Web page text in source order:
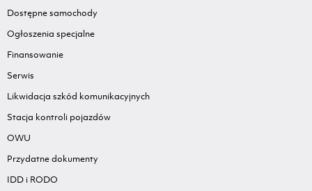
Dostępne samochody
Ogłoszenia specjalne
Finansowanie
Serwis
Likwidacja szkód komunikacyjnych
Stacja kontroli pojazdów
OWU
Przydatne dokumenty
IDD i RODO